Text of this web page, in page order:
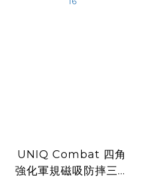
UNIQ Combat 四角
強化軍規磁吸防摔三料